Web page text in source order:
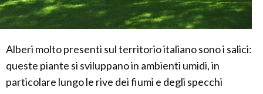
Alberi molto presenti sul territorio italiano sono i salici:
queste piante si sviluppano in ambienti umidi, in
particolare lungo le rive dei fiumi e degli specchi